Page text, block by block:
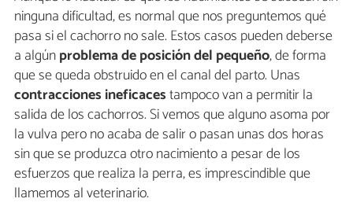
ninguna dificultad, es normal que nos preguntemos qué
pasa si el cachorro no sale. Estos casos pueden deberse
a algúnproblema de posición del pequeño, de forma
que se queda obstruido en el canal del parto. Unas
contracciones ineficacestampoco van a permitir la
salida de los cachorros. Si vemos que alguno asoma por
la vulva pero no acaba de salir o pasan unas dos horas
sin que se produzca otro nacimiento a pesar de los
esfuerzos que realiza la perra, es imprescindible que
llamemos al veterinario.